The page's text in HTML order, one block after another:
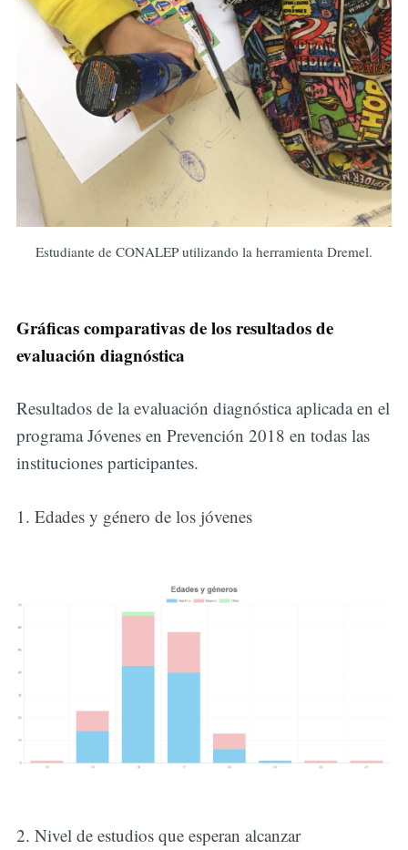
Estudiante de CONALEP utilizando la herramienta Dremel.
Gráficas comparativas de los resultados de
evaluación diagnóstica
Resultados de la evaluación diagnóstica aplicada en el
programa Jóvenes en Prevención 2018 en todas las
instituciones participantes.
1. Edades y género de los jóvenes
2. Nivel de estudios que esperan alcanzar